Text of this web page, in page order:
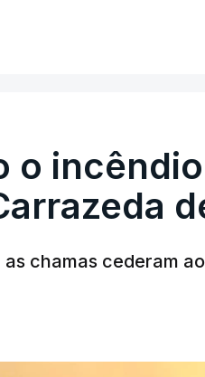
o
chamas cederam